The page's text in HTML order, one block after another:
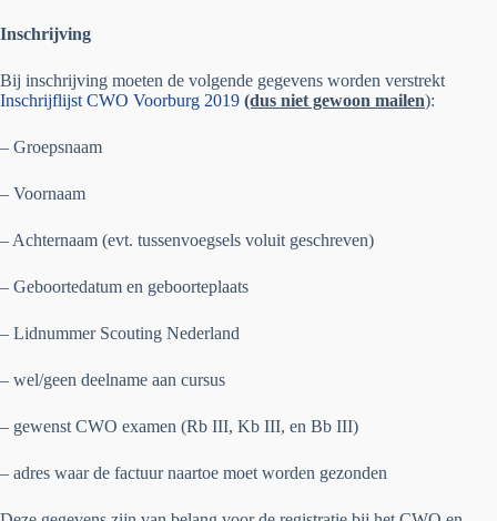
Inschrijving
Bij inschrijving moeten de volgende gegevens worden verstrekt
Inschrijflijst CWO Voorburg 2019 (dus niet gewoon mailen):
– Groepsnaam
– Voornaam
– Achternaam (evt. tussenvoegsels voluit geschreven)
– Geboortedatum en geboorteplaats
– Lidnummer Scouting Nederland
– wel/geen deelname aan cursus
– gewenst CWO examen (Rb III, Kb III, en Bb III)
– adres waar de factuur naartoe moet worden gezonden